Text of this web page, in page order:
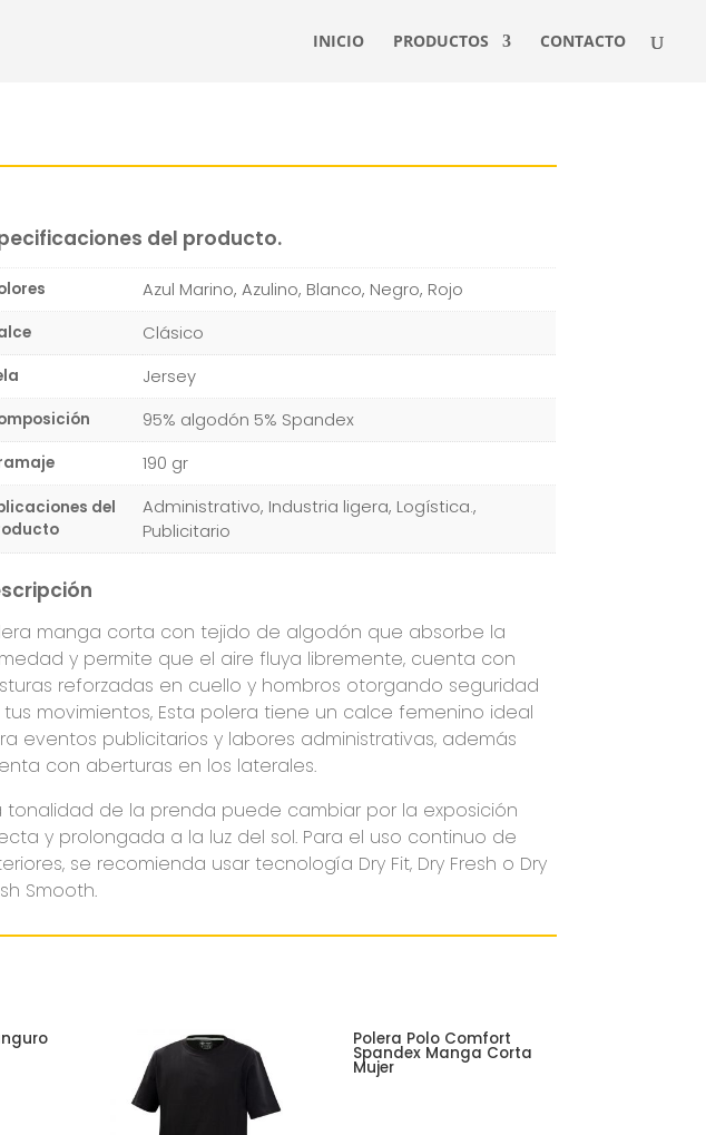
INICIO PRODUCTOS CONTACTO
del producto.
Azul Marino, Azulino, Blanco, Negro, Rojo
Clásico
Jersey
95% algodón 5% Spandex
190 gr
del
Administrativo, Industria ligera, Logística.,
Publicitario
manga corta con tejido de algodón que absorbe la
y permite que el aire fluya libremente, cuenta con
reforzadas en cuello y hombros otorgando seguridad
tus movimientos, Esta polera tiene un calce femenino ideal
eventos publicitarios y labores administrativas, además
con aberturas en los laterales.
tonalidad de la prenda puede cambiar por la exposición
y prolongada a la luz del sol. Para el uso continuo de
se recomienda usar tecnología Dry Fit, Dry Fresh o Dry
Smooth.
Polera Polo Comfort
Spandex Manga Corta
Mujer